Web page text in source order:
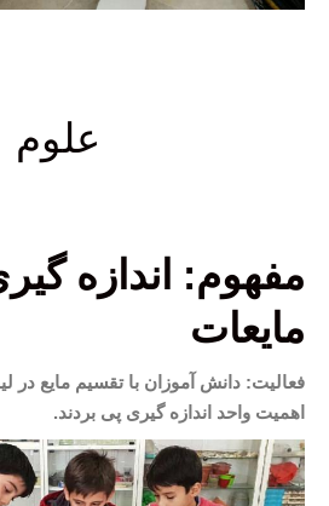
علوم
مفهوم: اندازه
مایعات
فعالیت: دانش آموزان با تقسیم مایع در
اهمیت واحد اندازه گیری پی بردند.